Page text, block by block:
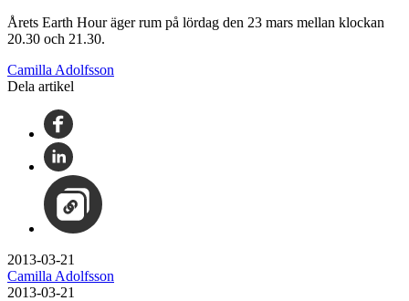
Årets Earth Hour äger rum på lördag den 23 mars mellan klockan
20.30 och 21.30.
Camilla Adolfsson
Dela artikel
2013-03-21
Camilla Adolfsson
2013-03-21